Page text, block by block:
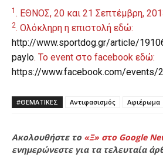
1 . ΕΘΝΟΣ, 20 και 21 Σεπτέμβρη,
2. Ολόκληρη η επιστολή εδώ:
http://www.sportdog.gr/article/
paylo. Το event στο facebook εδώ:
https://www.facebook.com/events/
#ΘΕΜΑΤΙΚΈΣ Αντιφασισμός Αφιέρωμα
Ακολουθήστε το «Ξ» στο Google
ενημερώνεστε για τα τελευταία